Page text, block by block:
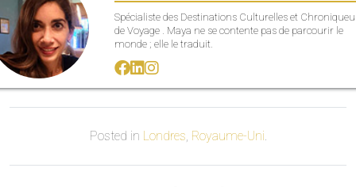
Spécialiste des Destinations Culturelles et
de Voyage . Maya ne se contente pas de parcourir le
monde ; elle le traduit.
Posted in Londres, Royaume-Uni.